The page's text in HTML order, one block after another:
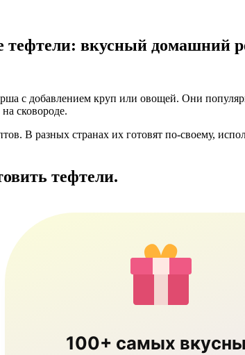
вкусный домашний
с добавлением круп или овощей. Они
сковороде.
В разных странах их готовят по-своему,
тефтели.
100+ самых